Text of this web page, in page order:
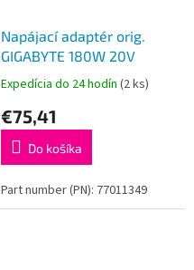
Napájací adaptér orig.
GIGABYTE 180W 20V
Expedícia do 24 hodín (2 ks)
€75,41
Do košíka
Part number (PN): 77011349